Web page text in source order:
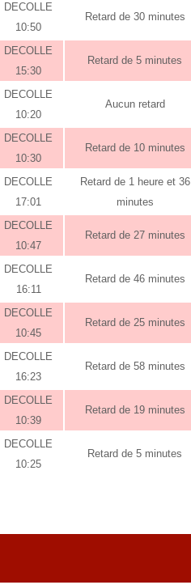
DECOLLE
10:50
Retard de 30 minutes
DECOLLE
15:30
Retard de 5 minutes
DECOLLE
10:20
Aucun retard
DECOLLE
10:30
Retard de 10 minutes
DECOLLE
17:01
Retard de 1 heure et 36
minutes
DECOLLE
10:47
Retard de 27 minutes
DECOLLE
16:11
Retard de 46 minutes
DECOLLE
10:45
Retard de 25 minutes
DECOLLE
16:23
Retard de 58 minutes
DECOLLE
10:39
Retard de 19 minutes
DECOLLE
10:25
Retard de 5 minutes